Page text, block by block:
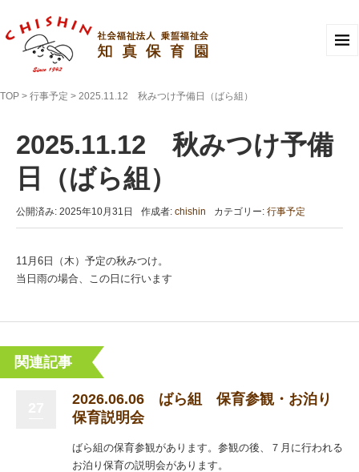
TOP > 行事予定 > 2025.11.12 秋みつけ予備日（ばら組）
2025.11.12 秋みつけ予備
日（ばら組）
公開済み: 2025年10月31日 作成者: chishin カテゴリー: 行事予定
11月6日（木）予定の秋みつけ。
当日雨の場合、この日に行います
関連記事
2026.06.06 ばら組 保育参観・お泊り
保育説明会
ばら組の保育参観があります。参観の後、７月に行われる
お泊り保育の説明会があります。